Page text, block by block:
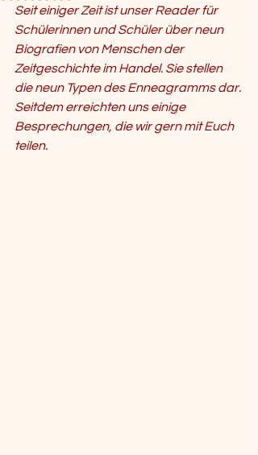
Seit einiger Zeit ist unser Reader für
Schülerinnen und Schüler über neun
Biografien von Menschen der
Zeitgeschichte im Handel. Sie stellen
die neun Typen des Enneagramms dar.
Seitdem erreichten uns einige
Besprechungen, die wir gern mit Euch
teilen.